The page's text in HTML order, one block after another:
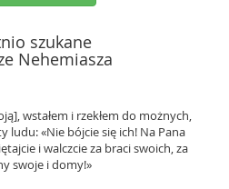
szukane
Nehemiasza
wstałem i rzekłem do możnych,
ludu: «Nie bójcie się ich! Na Pana
i walczcie za braci swoich, za
swoje i domy!»